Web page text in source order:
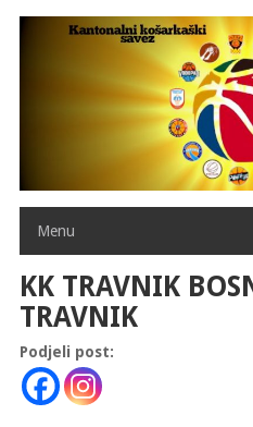
Menu
KK TRAVNIK
TRAVNIK
Podjeli post: